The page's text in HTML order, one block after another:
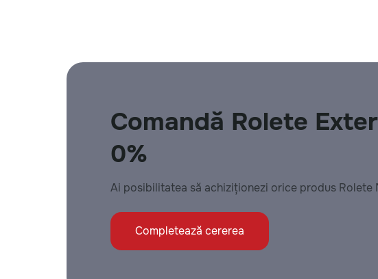
Comandă Rolete
0%
Ai posibilitatea să achiziționezi orice produs Rolete
Completează cererea